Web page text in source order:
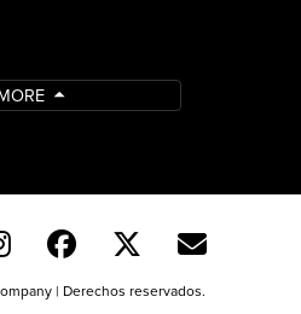
| Derechos reservados.